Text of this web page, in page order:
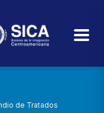
de Tratados